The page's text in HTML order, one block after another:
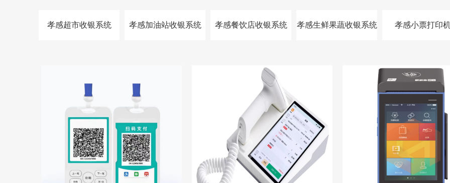
孝感超市收银系统 孝感加油站收银系统 孝感餐饮店收银系统 孝感生鲜果蔬收银系统 孝感小票打印